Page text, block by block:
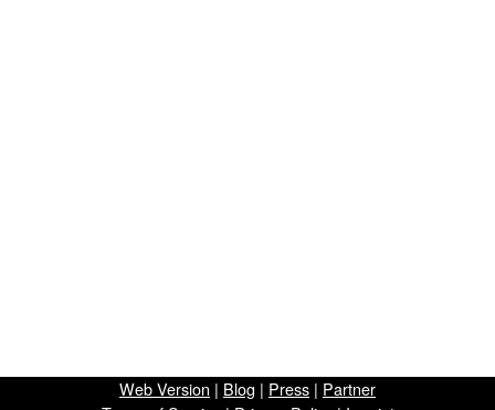
Web Version | Blog | Press | Partner